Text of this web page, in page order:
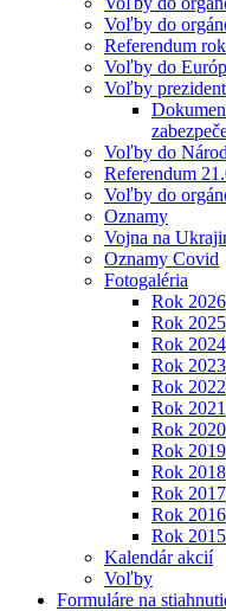
Voľby do
Referendum
Voľby do
Voľby
Voľby do
Referendum
Voľby do
Oznamy
Vojna na
Oznamy Covid
Fotogaléria
Rok 2026
Rok 2025
Rok 2024
Rok 2023
Rok 2022
Rok 2021
Rok 2020
Rok 2019
Rok 2018
Rok 2017
Rok 2016
Rok 2015
Kalendár akcií
Voľby
Formuláre na